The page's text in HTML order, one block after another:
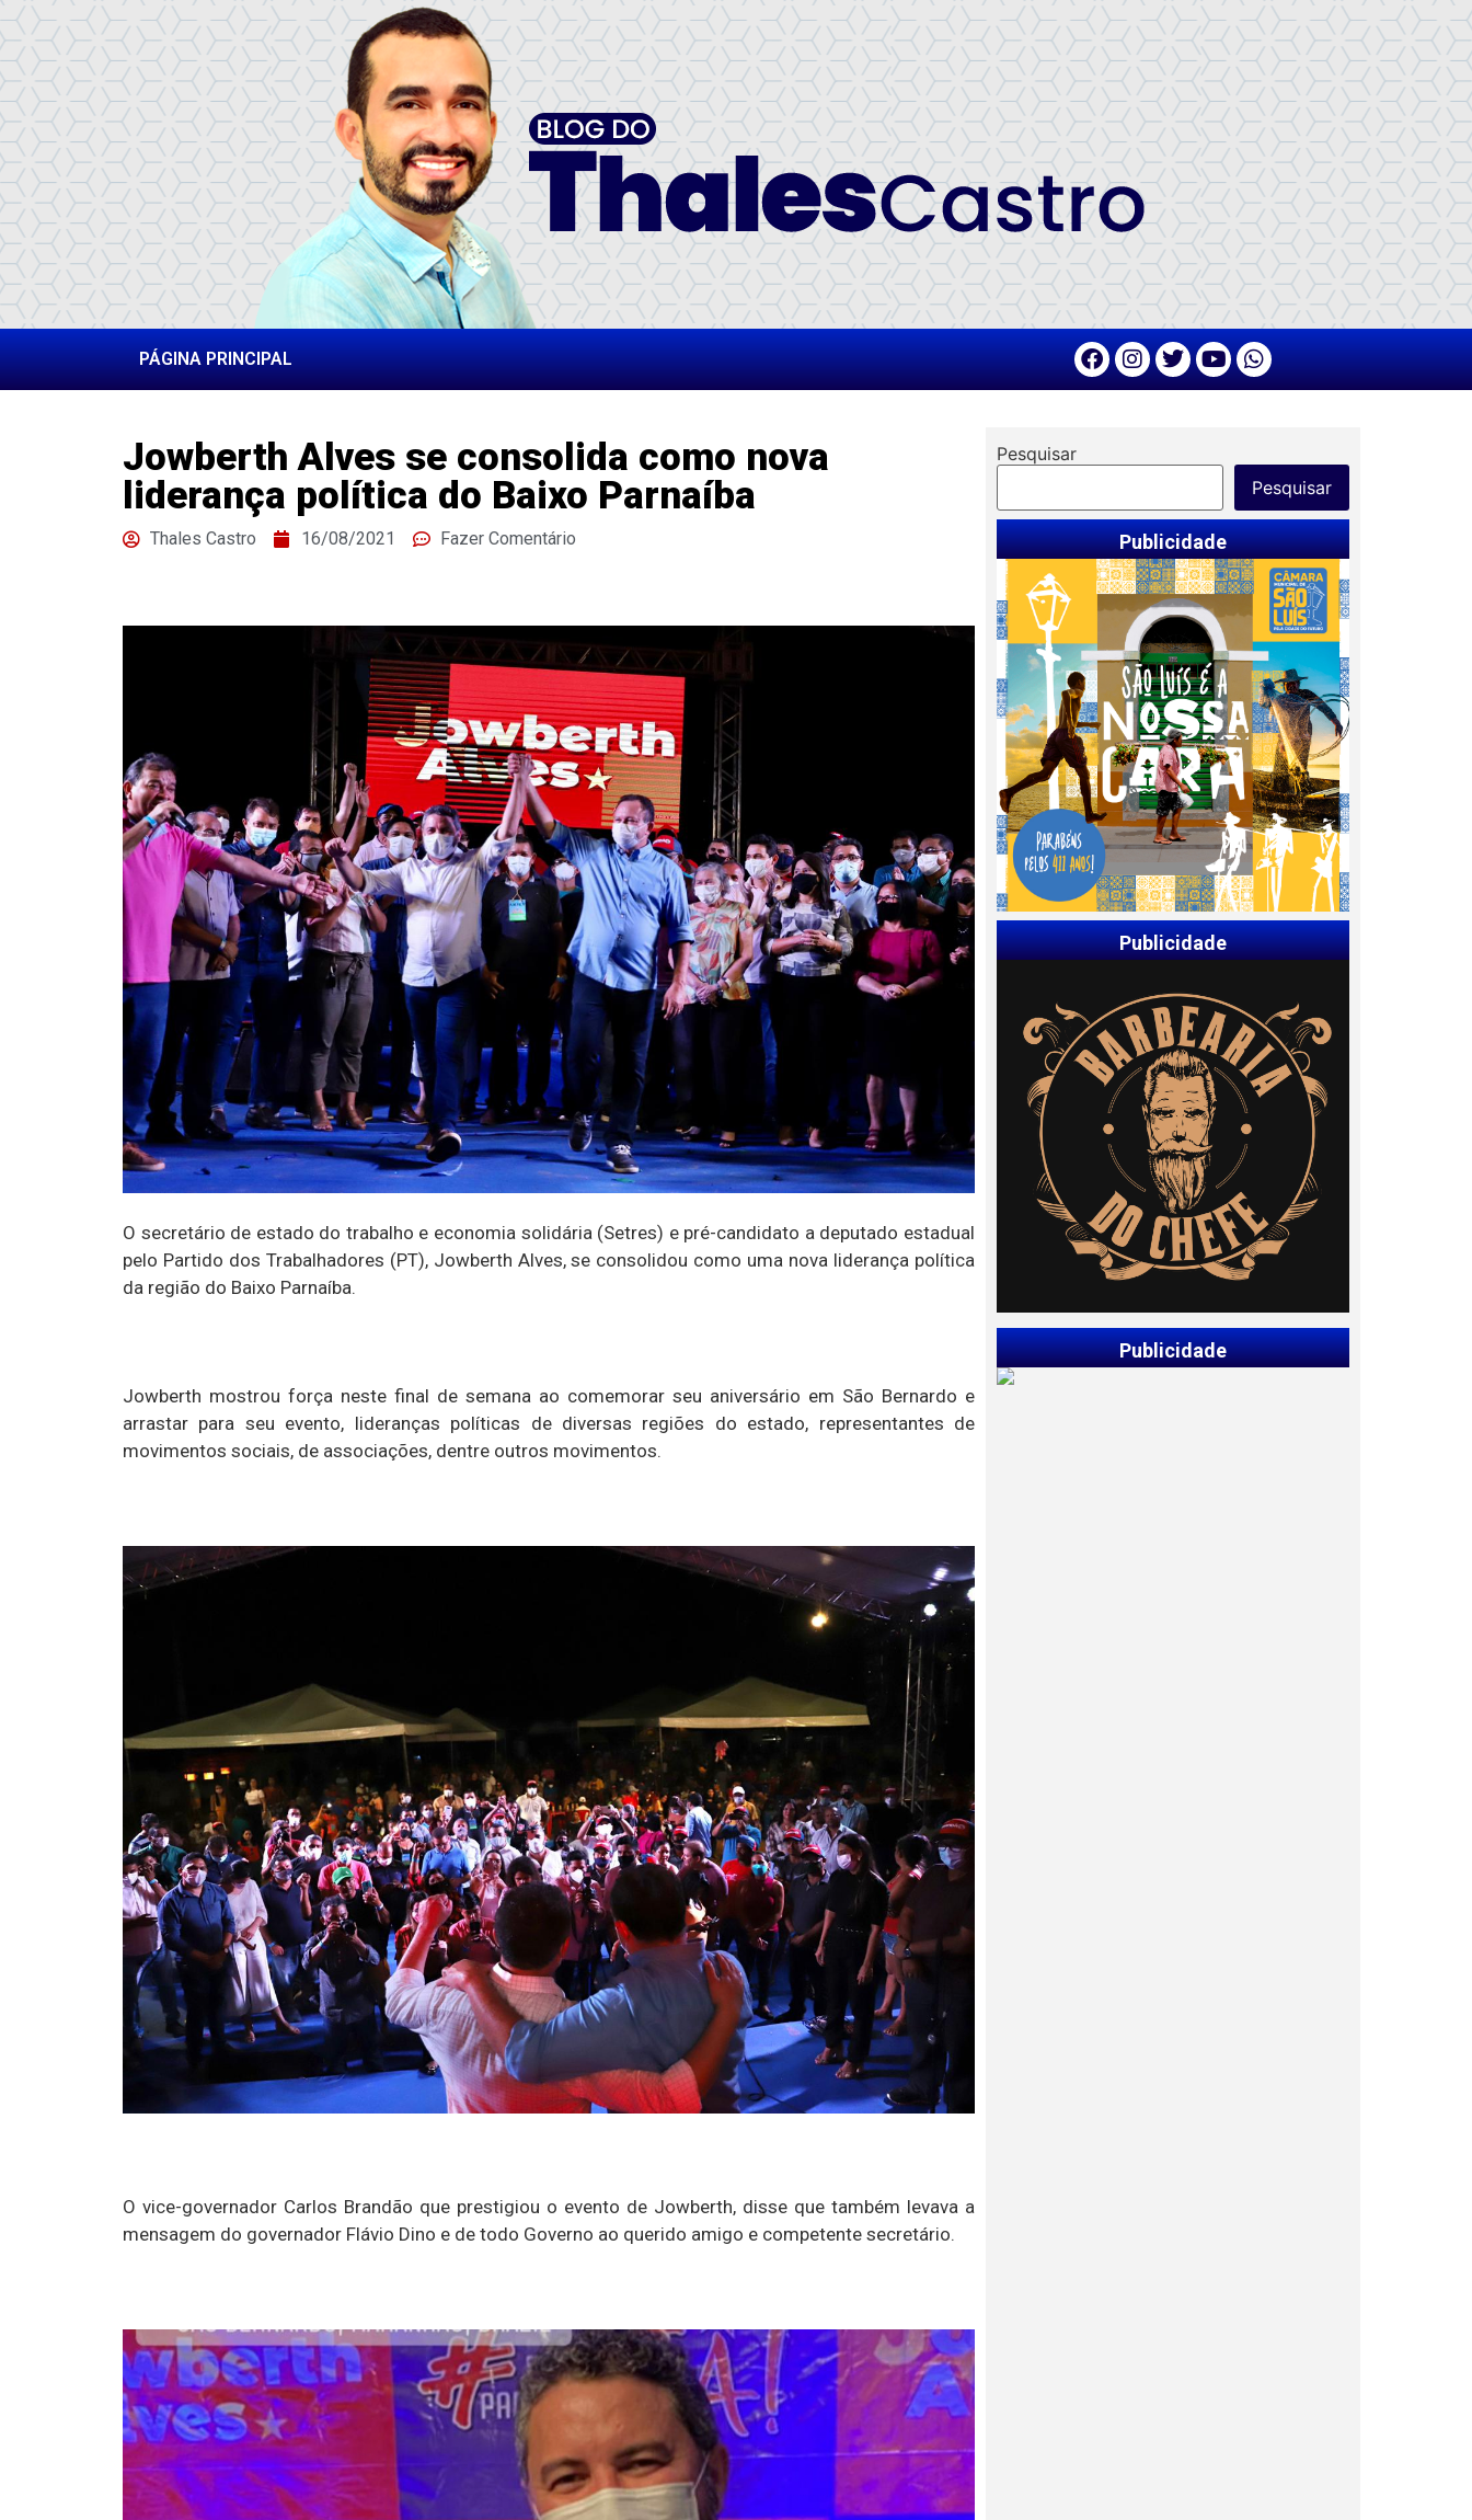
PÁGINA PRINCIPAL
Jowberth Alves se consolida como nova
liderança política do Baixo Parnaíba
Thales Castro 16/08/2021 Fazer Comentário
O secretário de estado do trabalho e economia solidária (Setres) e pré-candidato a deputado estadual
pelo Partido dos Trabalhadores (PT), Jowberth Alves, se consolidou como uma nova liderança política
da região do Baixo Parnaíba.
Jowberth mostrou força neste final de semana ao comemorar seu aniversário em São Bernardo e
arrastar para seu evento, lideranças políticas de diversas regiões do estado, representantes de
movimentos sociais, de associações, dentre outros movimentos.
O vice-governador Carlos Brandão que prestigiou o evento de Jowberth, disse que também levava a
mensagem do governador Flávio Dino e de todo Governo ao querido amigo e competente secretário.
Pesquisar
Pesquisar
Publicidade
Publicidade
Publicidade